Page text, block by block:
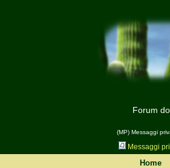
Forum
(MP) Messaggi
Messaggi
Home